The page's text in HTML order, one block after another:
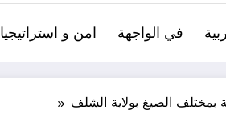
في الواجهة امن و استراتيجيا